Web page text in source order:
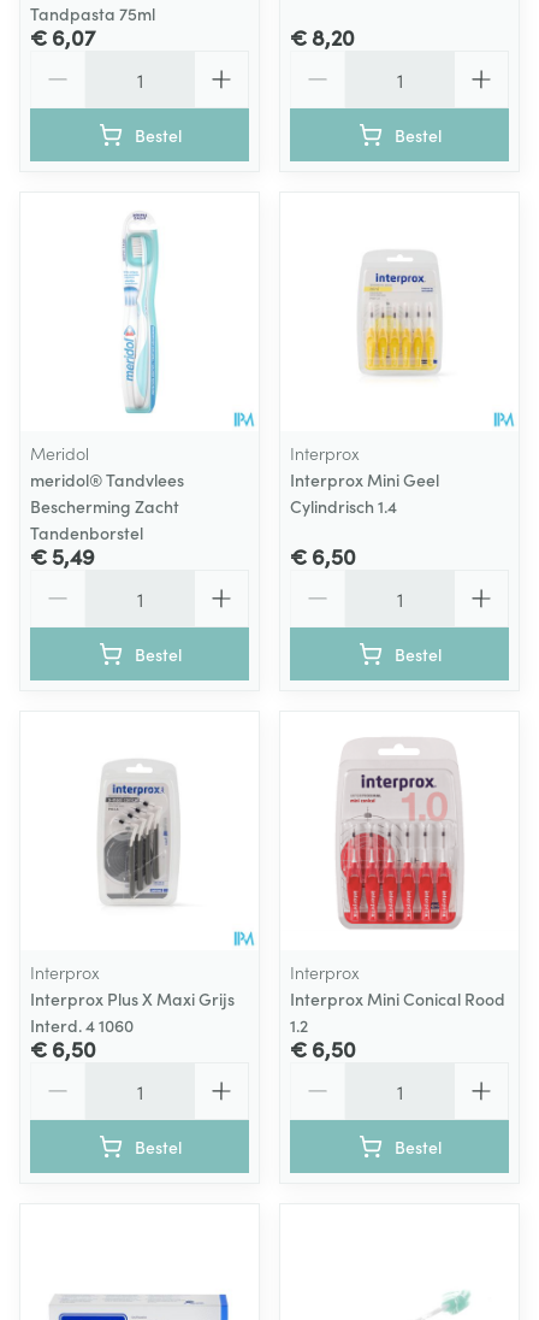
Tandpasta 75ml
€ 6,07
Bestel
€ 8,20
Bestel
Meridol
meridol® Tandvlees
Bescherming Zacht
Tandenborstel
€ 5,49
Bestel
Interprox
Interprox Mini Geel
Cylindrisch 1.4
€ 6,50
Bestel
Interprox
Interprox Plus X Maxi Grijs
Interd. 4 1060
€ 6,50
Bestel
Interprox
Interprox Mini Conical Rood
1.2
€ 6,50
Bestel